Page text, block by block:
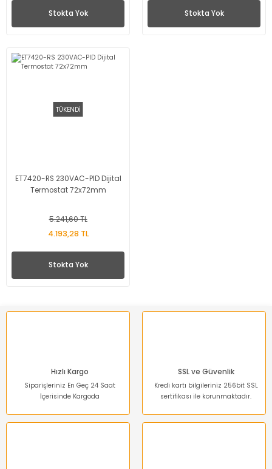
Stokta Yok Stokta Yok
TÜKENDİ
ET7420-RS 230VAC-PID Dijital
Termostat 72x72mm
5.241,60 TL
4.193,28 TL
Stokta Yok
Hızlı Kargo
Siparişleriniz En Geç 24 Saat
İçerisinde Kargoda
SSL ve Güvenlik
Kredi kartı bilgileriniz 256bit SSL
sertifikası ile korunmaktadır.